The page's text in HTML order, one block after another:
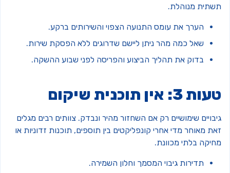
מנוהלת.
הערך את עומס התנועה הצפוי והשירותים ברקע.
שאל כמה מהר ניתן ליישם שדרוגים ללא הפסקת שירות.
בדוק את תהליך הביצוע והפריסה לפני שבוע ההשקה.
3: אין תוכנית שיקום
שימושיים רק אם השחזור מהיר ונבדק. צוותים רבים מגלים
מאוחר מדי אחרי קונפליקטים בין תוספים, תוכנות זדוניות או
בלתי מכוונת.
תדירות גיבוי המסמך וחלון השמירה.